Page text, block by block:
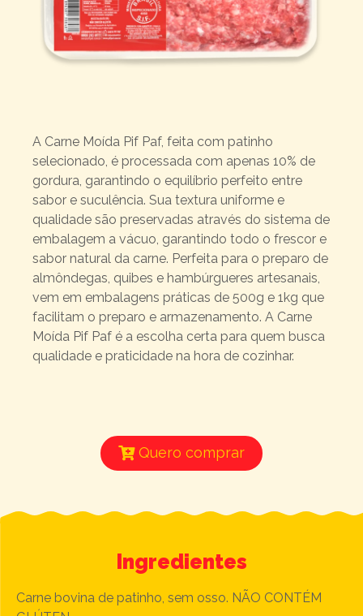
A Carne Moída Pif Paf, feita com patinho
selecionado, é processada com apenas 10% de
gordura, garantindo o equilíbrio perfeito entre
sabor e suculência. Sua textura uniforme e
qualidade são preservadas através do sistema de
embalagem a vácuo, garantindo todo o frescor e
sabor natural da carne. Perfeita para o preparo de
almôndegas, quibes e hambúrgueres artesanais,
vem em embalagens práticas de 500g e 1kg que
facilitam o preparo e armazenamento. A Carne
Moída Pif Paf é a escolha certa para quem busca
qualidade e praticidade na hora de cozinhar.
Quero comprar
Ingredientes
Carne bovina de patinho, sem osso. NÃO CONTÉM